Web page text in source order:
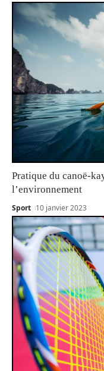
Pratique du canoë-
l’environnement
Sport 10 janvier 2023